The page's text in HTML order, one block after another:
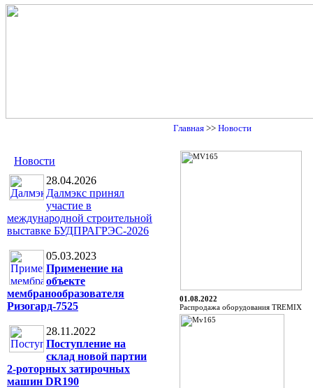
Главная >> Новости
Новости
28.04.2026
Далмэкс принял
участие в
международной строительной
выставке БУДПРАГРЭС-2026
05.03.2023
Применение на
объекте
мембранообразователя
Ризогард-7525
28.11.2022
Поступление на
склад новой партии
2-роторных затирочных
машин DR190
01.08.2022
Распродажа оборудования TREMIX